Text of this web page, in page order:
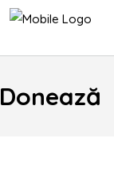
Donează